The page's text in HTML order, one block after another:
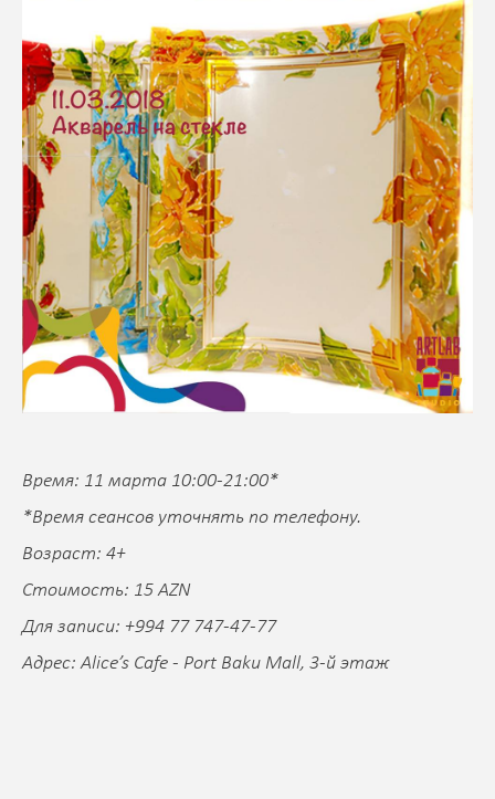
Время: 11 марта 10:00-21:00*
*Время сеансов уточнять по телефону.
Возраст: 4+
Стоимость: 15 AZN
Для записи: +994 77 747-47-77
Адрес: Alice’s Cafe - Port Baku Mall, 3-й этаж